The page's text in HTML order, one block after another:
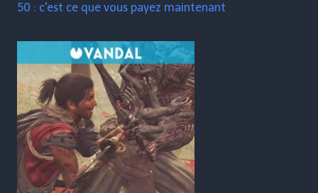
50 : c'est ce que vous payez maintenant